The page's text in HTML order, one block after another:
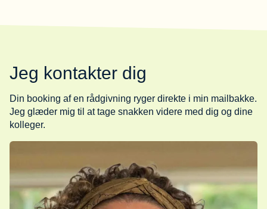
Jeg kontakter dig
Din booking af en rådgivning ryger direkte i min mailbakke.
Jeg glæder mig til at tage snakken videre med dig og dine
kolleger.